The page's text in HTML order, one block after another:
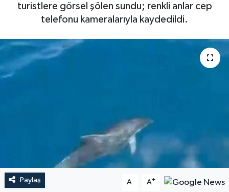
turistlere görsel şölen sundu; renkli anlar cep
telefonu kameralarıyla kaydedildi.
Paylaş A- A+